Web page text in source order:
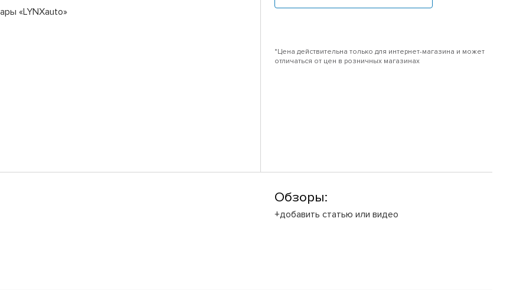
«LYNXauto»
*Цена действительна только для интернет-магазина и может
отличаться от цен в розничных магазинах
Обзоры:
+добавить статью или видео